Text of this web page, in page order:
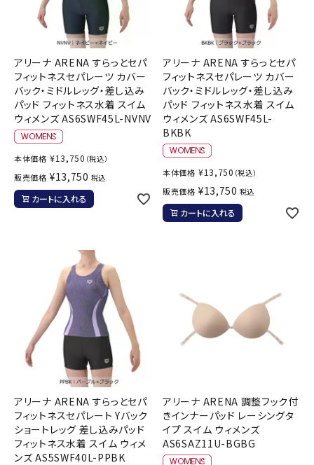
アリーナ ARENA すらっとセパ
フィットネスセパレーツ カバー
バック・ミドルレッグ・差し込み
パッド フィットネス水着 スイム
ウィメンズ AS6SWF45L-NVNV
本体価格 ¥13,750 （税込）
販売価格 ¥13,750 税込
カートに入れる
アリーナ ARENA すらっとセパ
フィットネスセパレーツ カバー
バック・ミドルレッグ・差し込み
パッド フィットネス水着 スイム
ウィメンズ AS6SWF45L-
BKBK
本体価格 ¥13,750 （税込）
販売価格 ¥13,750 税込
カートに入れる
アリーナ ARENA すらっとセパ
フィットネスセパレート Yバック
ショートレッグ 差し込みパッド
フィットネス水着 スイム ウィメ
ンズ AS5SWF40L-PPBK
アリーナ ARENA 調整フック付
きインナーパッド レーシングタ
イプ スイム ウィメンズ
AS6SAZ11U-BGBG